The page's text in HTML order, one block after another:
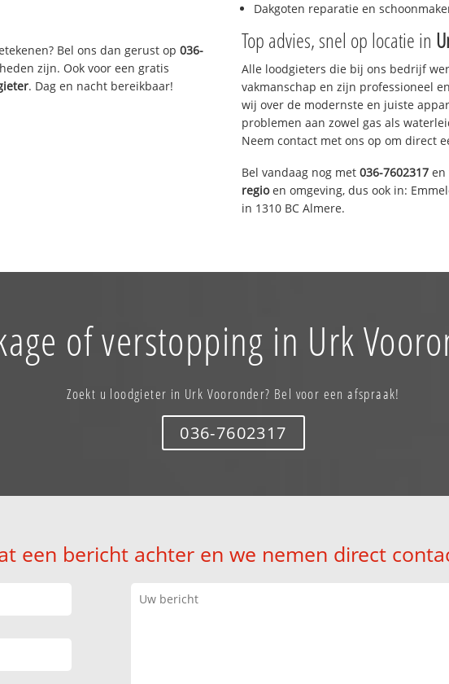
Bel ons dan gerust op036-
zijn. Ook voor een gratis
. Dag en nacht bereikbaar!
Dakgoten reparatie en
Top advies, snel op locatie in
Alle loodgieters die bij ons bedrijf
vakmanschap en zijn professioneel
wij over de modernste en juiste
problemen aan zowel gas als
Neem contact met ons op om direct
Bel vandaag nog met 036-7602317 en
regioen omgeving, dus ook in:
in 1310 BC Almere.
of verstopping in Urk
Zoekt u loodgieter in Urk Vooronder? Bel voor een afspraak!
036-7602317
een bericht achter en we nemen direct